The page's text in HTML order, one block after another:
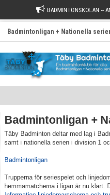
BADMINTONSKOLAN --
Badmintonligan + Nationella
Bildgalleri
Badmintonligan +
Täby Badminton deltar med lag i
samt i nationella serien i division 1
Badmintonligan
Trupperna för seriespelet och
hemmamatcherna i ligan är nu klart.